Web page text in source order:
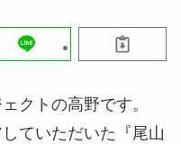
クトの高野です。
ていただいた『尾山